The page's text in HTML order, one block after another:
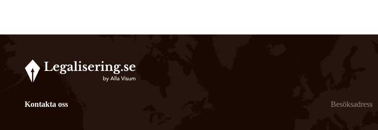
Kontakta oss Besöksadress